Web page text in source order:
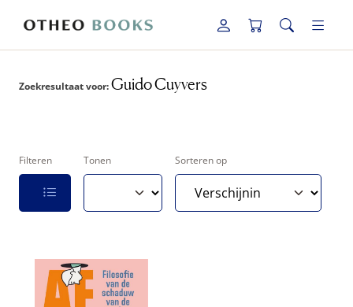
Zoekresultaat voor:Guido Cuyvers
Filteren Tonen Sorteren op